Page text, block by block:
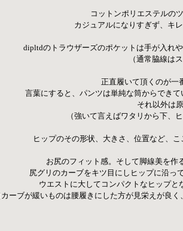
コットンポリエステルの
カジュアルになりすぎず、キ
dipltdのトラウザーズのポケットは手が入れ
（通常脇線は
正直履いて頂くのが
言葉にすると、パンツは単純な筒からでき
それ以外は
（強いて言えばワタリから下、
ヒップのその形状、大きさ、位置など、
お尻のフィット感。そして脚線美を
尻グリのカーブをキツ目にしヒップに沿っ
ウエストに大してコンパクトなヒップ
カーブが緩いものは腰履きにした方が見栄えが良